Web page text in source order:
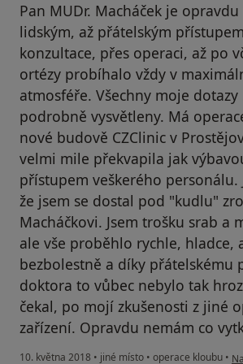
Pan MUDr. Macháček je
lidským, až přátelským
konzultace, přes operaci, až po
ortézy probíhalo vždy v
atmosféře. Všechny moje
podrobně vysvětleny. Má
nové budově CZClinic v
velmi mile překvapila jak
přístupem veškerého personálu.
že jsem se dostal pod "kudlu"
Macháčkovi. Jsem trošku srab a
ale vše proběhlo rychle, hladce,
bezbolestně a díky přátelskému
doktora to vůbec nebylo tak
čekal, po mojí zkušenosti z jiné
zařízení. Opravdu nemám co
10. května 2018 • jiné místo • operace kloubu •